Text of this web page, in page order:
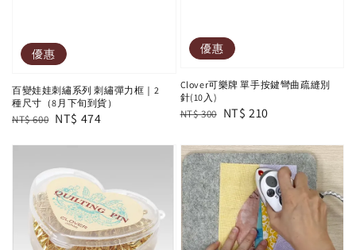
優惠
百變娃娃刺繡系列 刺繡彈力框｜2
種尺寸（8月下旬到貨）
Regular
NT$ 600 Sale
NT$ 474
優惠
Clover可樂牌 單手按鍵彎曲疏縫別
針(10入)
Regular
NT$ 300 Sale
NT$ 210